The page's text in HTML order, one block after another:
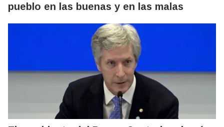
pueblo en las buenas y en las malas